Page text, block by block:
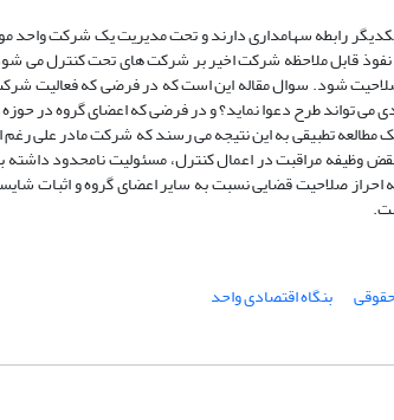
رابطه سهامداری دارند و تحت مدیریت یک شرکت واحد
قابل ملاحظه شرکت اخیر بر شرکت های تحت کنترل می
شود. سوال مقاله این است که در فرضی که فعالیت
می تواند طرح دعوا نماید؟ و در فرضی که اعضای گروه در
مطالعه تطبیقی به این نتیجه می رسند که شرکت مادر علی
مراقبت در اعمال کنترل، مسئولیت نامحدود داشته
صلاحیت قضایی نسبت به سایر اعضای گروه و اثبات
بنگاه اقتصادی واحد